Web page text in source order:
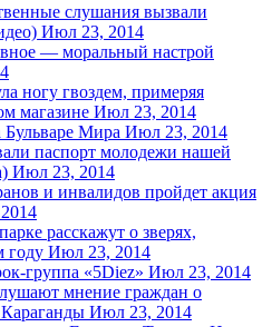
слушания вызвали
Июл 23, 2014
— моральный настрой
ногу гвоздем, примеряя
магазине Июл 23, 2014
Бульваре Мира Июл 23, 2014
паспорт молодежи нашей
Июл 23, 2014
и инвалидов пройдет акция
расскажут о зверях,
году Июл 23, 2014
группа «5Diez» Июл 23, 2014
мнение граждан о
Июл 23, 2014